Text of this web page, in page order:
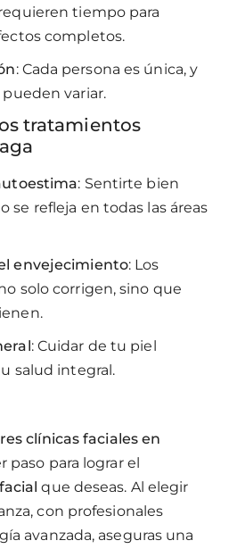
tiempo para
completos.
: Cada persona es única, y
variar.
tratamientos
: Sentirte bien
se refleja en todas las áreas
envejecimiento: Los
solo corrigen, sino que
: Cuidar de tu piel
salud integral.
clínicas faciales en
paso para lograr el
que deseas. Al elegir
con profesionales
avanzada, aseguras una